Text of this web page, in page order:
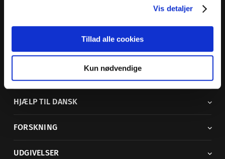
Vis detaljer
Tillad alle cookies
Kun nødvendige
adm@dsn.dk
HJÆLP TIL DANSK
FORSKNING
UDGIVELSER